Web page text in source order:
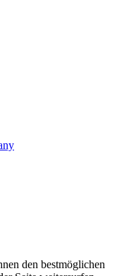
den bestmöglichen